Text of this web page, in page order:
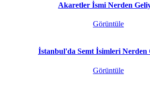
Akaretler İsmi Nerden
Görüntüle
İstanbul'da Semt İsimleri Nerden
Görüntüle